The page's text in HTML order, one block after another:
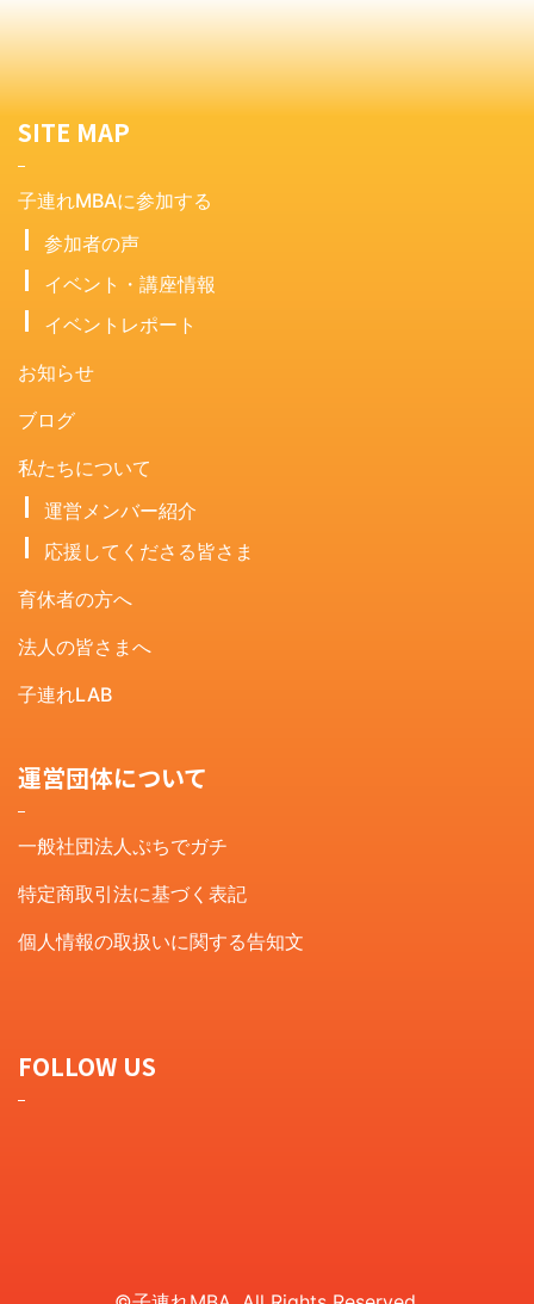
SITE MAP
子連れMBAに参加する
参加者の声
イベント・講座情報
イベントレポート
お知らせ
ブログ
私たちについて
運営メンバー紹介
応援してくださる皆さま
育休者の方へ
法人の皆さまへ
子連れLAB
運営団体について
一般社団法人ぷちでガチ
特定商取引法に基づく表記
個人情報の取扱いに関する告知文
FOLLOW US